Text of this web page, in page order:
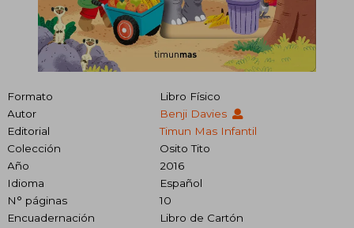
Formato
Libro Físico
Autor
Benji Davies
Editorial
Timun Mas Infantil
Colección
Osito Tito
Año
2016
Idioma
Español
N° páginas
10
Encuadernación
Libro de Cartón